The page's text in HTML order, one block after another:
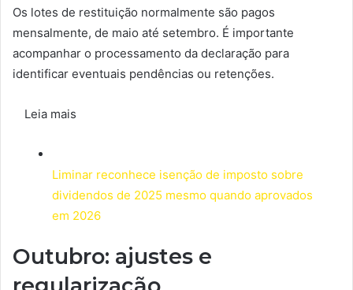
Os lotes de restituição normalmente são pagos
mensalmente, de maio até setembro. É importante
acompanhar o processamento da declaração para
identificar eventuais pendências ou retenções.
Leia mais
Liminar reconhece isenção de imposto sobre
dividendos de 2025 mesmo quando aprovados
em 2026
Outubro: ajustes e